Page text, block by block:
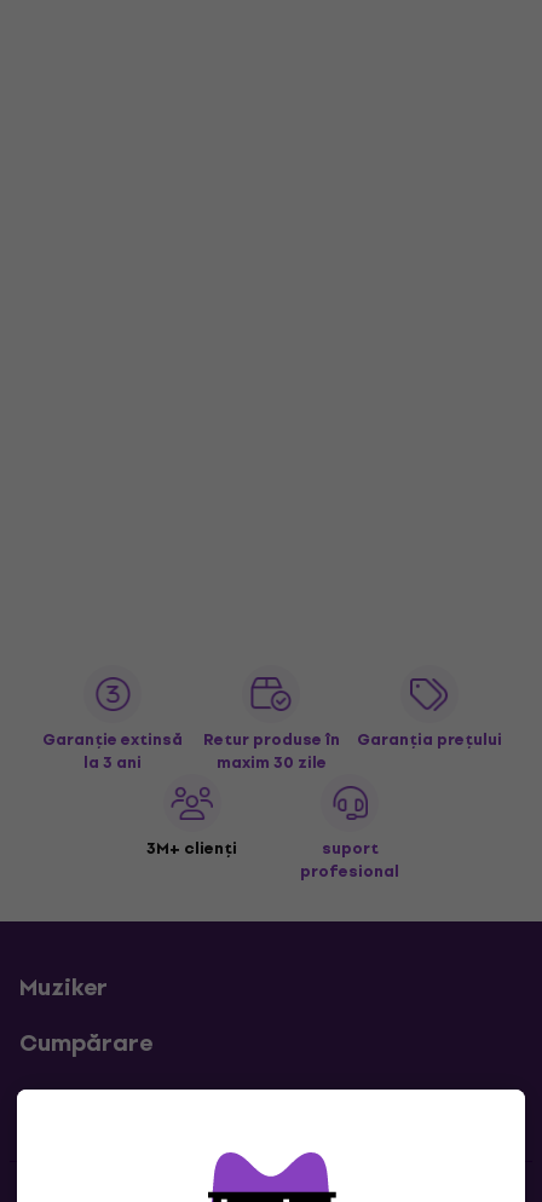
Garanție extinsă
la 3 ani
Retur produse în
maxim 30 zile
Garanția prețului
3M+ clienți
suport
profesional
Muziker
Cumpărare
Linkuri utile